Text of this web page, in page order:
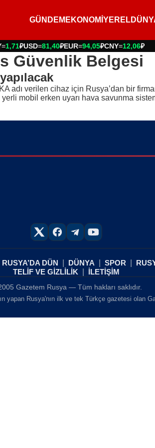
GÜNDEM EKONOMİ YEREL
=1,71₽USD=81,40₽EUR=94,05₽CNY=12,06₽
Güvenlik Belgesi
adı verilen cihaz için Rusya’dan bir
mobil erken uyarı hava savunma
RUSYA’DA DÜN DÜNYA SPOR
TELİF VE GİZLİLİK
İLETİŞİM
Gazetem Rusya — Tüm hakları saklıdır.
yapan Rusya'nın ilk ve tek Türkçe gazetesi olan